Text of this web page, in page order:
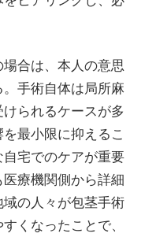
合は、本人の意思
手術自体は局所麻
られるケースが多
最小限に抑えるこ
宅でのケアが重要
療機関側から詳細
の人々が包茎手術
くなったことで、